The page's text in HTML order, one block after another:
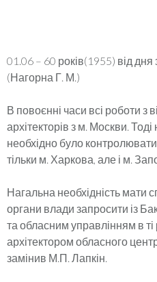
01.06 – 60 років(1955) від дня
(Нагорна Г. М.)
В повоєнні часи всі роботи з
архітекторів з м. Москви.
необхідно було
тільки м. Харкова, але і м.
Нагальна необхідність мати
органи влади запросити із
та обласним управлінням в
архітектором обласного
замінив М.П. Лапкін.